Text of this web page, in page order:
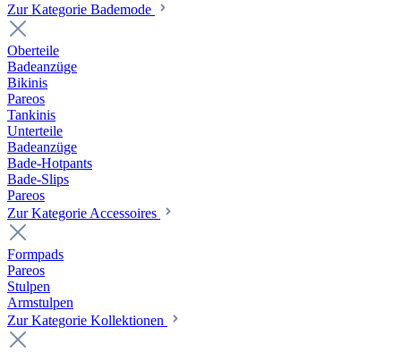
Zur Kategorie Bademode
Oberteile
Badeanzüge
Bikinis
Pareos
Tankinis
Unterteile
Badeanzüge
Bade-Hotpants
Bade-Slips
Pareos
Zur Kategorie Accessoires
Formpads
Pareos
Stulpen
Armstulpen
Zur Kategorie Kollektionen